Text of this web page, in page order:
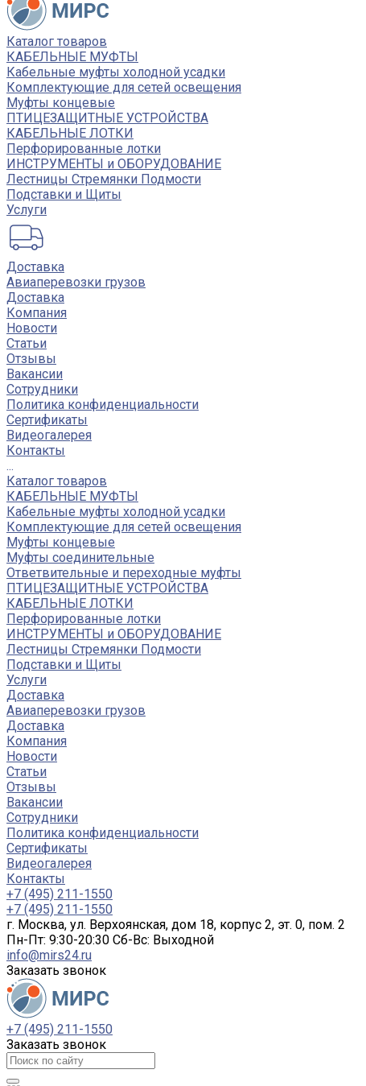
Каталог товаров
КАБЕЛЬНЫЕ МУФТЫ
Кабельные муфты холодной усадки
Комплектующие для сетей освещения
Муфты концевые
ПТИЦЕЗАЩИТНЫЕ УСТРОЙСТВА
КАБЕЛЬНЫЕ ЛОТКИ
Перфорированные лотки
ИНСТРУМЕНТЫ и ОБОРУДОВАНИЕ
Лестницы Стремянки Подмости
Подставки и Щиты
Услуги
Доставка
Авиаперевозки грузов
Доставка
Компания
Новости
Статьи
Отзывы
Вакансии
Сотрудники
Политика конфиденциальности
Сертификаты
Видеогалерея
Контакты
...
Каталог товаров
КАБЕЛЬНЫЕ МУФТЫ
Кабельные муфты холодной усадки
Комплектующие для сетей освещения
Муфты концевые
Муфты соединительные
Ответвительные и переходные муфты
ПТИЦЕЗАЩИТНЫЕ УСТРОЙСТВА
КАБЕЛЬНЫЕ ЛОТКИ
Перфорированные лотки
ИНСТРУМЕНТЫ и ОБОРУДОВАНИЕ
Лестницы Стремянки Подмости
Подставки и Щиты
Услуги
Доставка
Авиаперевозки грузов
Доставка
Компания
Новости
Статьи
Отзывы
Вакансии
Сотрудники
Политика конфиденциальности
Сертификаты
Видеогалерея
Контакты
+7 (495) 211-1550
+7 (495) 211-1550
г. Москва, ул. Верхоянская, дом 18, корпус 2, эт. 0, пом. 2
Пн-Пт: 9:30-20:30 Cб-Вс: Выходной
info@mirs24.ru
Заказать звонок
+7 (495) 211-1550
Заказать звонок